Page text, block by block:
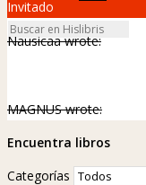
Invitado
Nausicaa wrote:
MAGNUS wrote:
Encuentra libros
Categorías